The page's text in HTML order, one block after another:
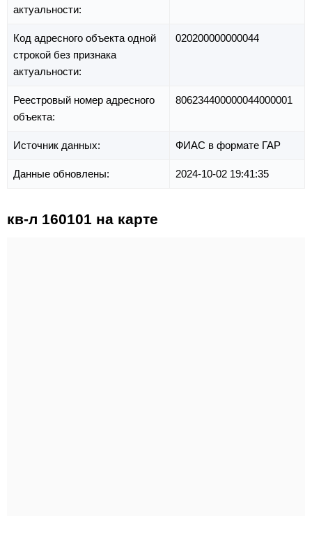
актуальности:
Код адресного объекта одной
строкой без признака
актуальности:
020200000000044
Реестровый номер адресного
объекта:
806234400000044000001
Источник данных: ФИАС в формате ГАР
Данные обновлены: 2024-10-02 19:41:35
кв-л 160101 на карте